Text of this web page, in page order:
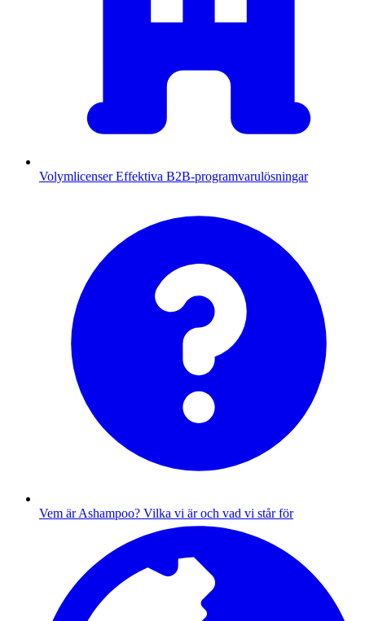
Volymlicenser Effektiva B2B-programvarulösningar
Vem är Ashampoo? Vilka vi är och vad vi står för